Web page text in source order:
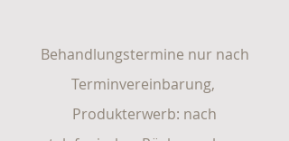
Behandlungstermine nur nach
Terminvereinbarung,
Produkterwerb: nach